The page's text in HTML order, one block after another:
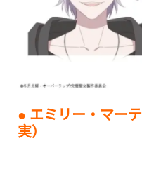
● エミリー・マー
実）